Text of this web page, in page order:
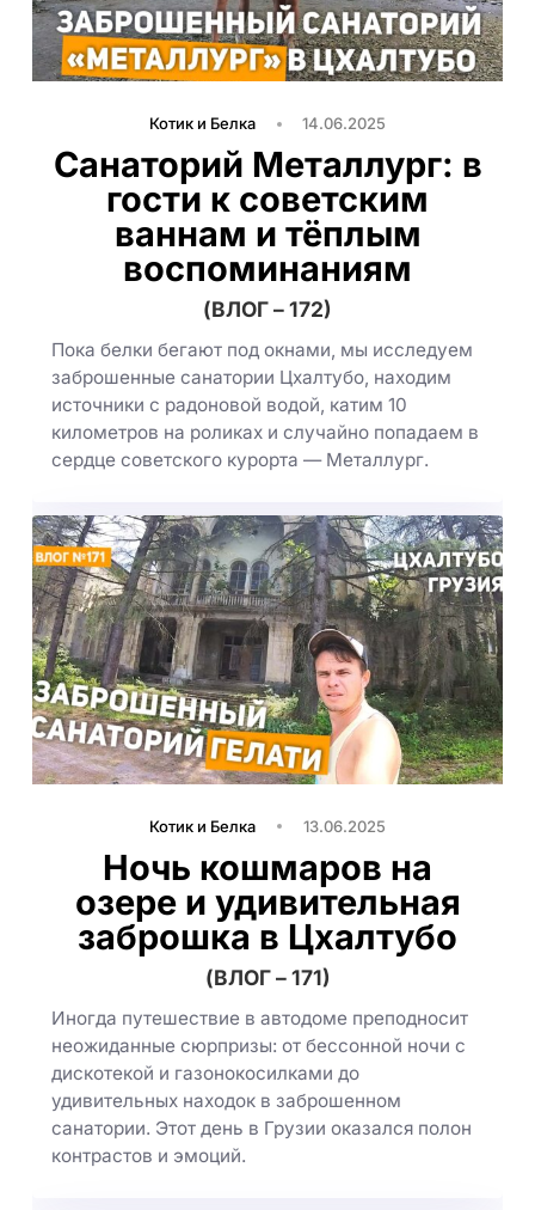
Котик и Белка 14.06.2025
Санаторий Металлург: в
гости к советским
ваннам и тёплым
воспоминаниям
(ВЛОГ – 172)
Пока белки бегают под окнами, мы исследуем
заброшенные санатории Цхалтубо, находим
источники с радоновой водой, катим 10
километров на роликах и случайно попадаем в
сердце советского курорта — Металлург.
Котик и Белка 13.06.2025
Ночь кошмаров на
озере и удивительная
заброшка в Цхалтубо
(ВЛОГ – 171)
Иногда путешествие в автодоме преподносит
неожиданные сюрпризы: от бессонной ночи с
дискотекой и газонокосилками до
удивительных находок в заброшенном
санатории. Этот день в Грузии оказался полон
контрастов и эмоций.